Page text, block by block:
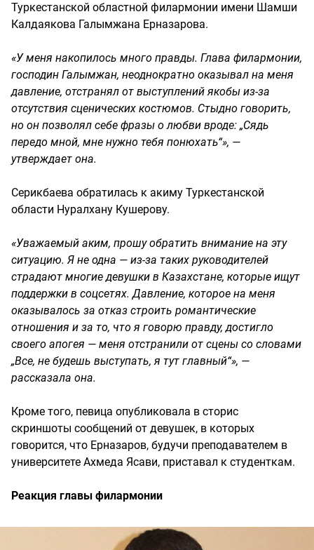
Туркестанской областной филармонии имени Шамши
Калдаякова Галымжана Ерназарова.
«У меня накопилось много правды. Глава филармонии,
господин Галымжан, неоднократно оказывал на меня
давление, отстранял от выступлений якобы из-за
отсутствия сценических костюмов. Стыдно говорить,
но он позволял себе фразы о любви вроде: „Сядь
передо мной, мне нужно тебя понюхать“», —
утверждает она.
Серикбаева обратилась к акиму Туркестанской
области Нуралхану Кушерову.
«Уважаемый аким, прошу обратить внимание на эту
ситуацию. Я не одна — из-за таких руководителей
страдают многие девушки в Казахстане, которые ищут
поддержки в соцсетях. Давление, которое на меня
оказывалось за отказ строить романтические
отношения и за то, что я говорю правду, достигло
своего апогея — меня отстранили от сцены со словами
„Все, не будешь выступать, я тут главный“», —
рассказала она.
Кроме того, певица опубликовала в сторис
скриншоты сообщений от девушек, в которых
говорится, что Ерназаров, будучи преподавателем в
университете Ахмеда Ясави, приставал к студенткам.
Реакция главы филармонии